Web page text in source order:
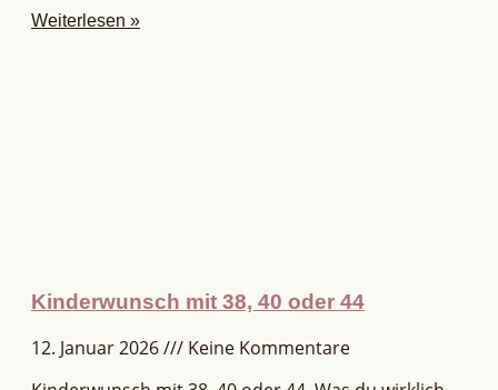
Weiterlesen »
Kinderwunsch mit 38, 40 oder 44
12. Januar 2026
Keine Kommentare